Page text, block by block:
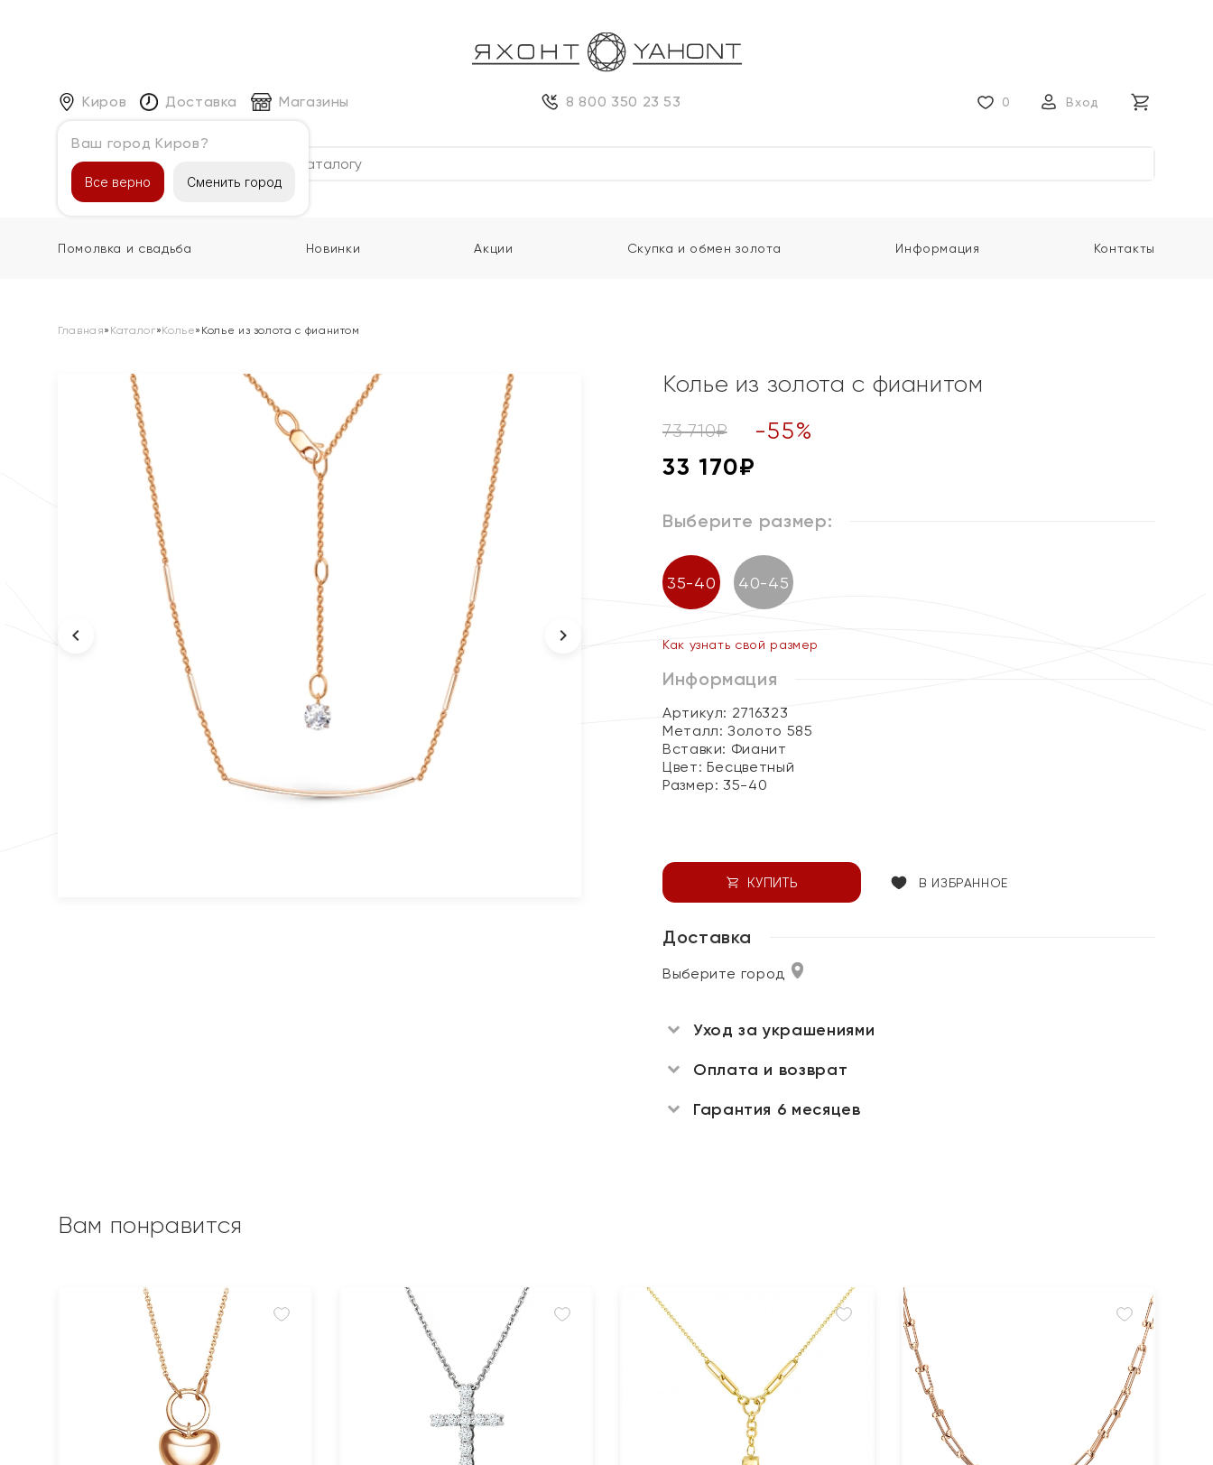
Киров
Ваш город Киров?
Все верно Сменить город
Доставка Магазины 8 800 350 23 53 0 Вход
Каталог
Помолвка и свадьба Новинки Акции Скупка и обмен золота Информация Контакты
Главная» Каталог»Колье» Колье из золота с фианитом
Колье из золота с фианитом
73 710₽ -55%
33 170₽
Выберите размер:
35-40 40-45
Как узнать свой размер
Информация
Артикул: 2716323
Металл:Золото 585
Вставки: Фианит
Цвет: Бесцветный
Размер: 35-40
КУПИТЬ В ИЗБРАННОЕ
Доставка
Выберите город
Уход за украшениями
Оплата и возврат
Гарантия 6 месяцев
Вам понравится